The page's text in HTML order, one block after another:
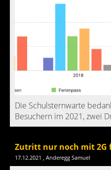
Die Schulsternwarte
Besuchern im 2021, zwei
Zutritt nur noch mit 2G
17.12.2021 , Anderegg Samuel